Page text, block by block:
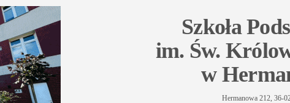
Szkoła
im. Św.
w
Hermanowa 212, 36-